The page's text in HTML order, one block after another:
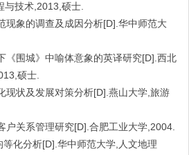
与技术,2013,硕士.
现象的调查及成因分析[D].华中师范大
《围城》中喻体意象的英译研究[D].西北
硕士.
现状及发展对策分析[D].燕山大学,旅游
户关系管理研究[D].合肥工业大学,2004.
化分析[D].华中师范大学,人文地理